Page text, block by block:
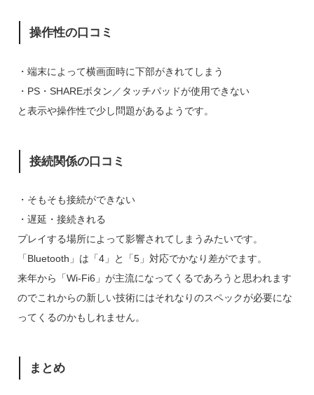
操作性の口コミ
・端末によって横画面時に下部がきれてしまう
・PS・SHAREボタン／タッチパッドが使用できない
と表示や操作性で少し問題があるようです。
接続関係の口コミ
・そもそも接続ができない
・遅延・接続きれる
プレイする場所によって影響されてしまうみたいです。
「Bluetooth」は「4」と「5」対応でかなり差がでます。
来年から「Wi-Fi6」が主流になってくるであろうと思われます
のでこれからの新しい技術にはそれなりのスペックが必要にな
ってくるのかもしれません。
まとめ